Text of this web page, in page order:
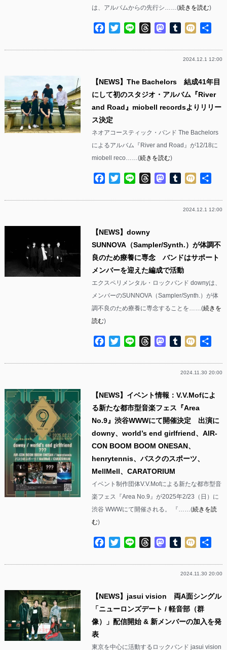
は、アルバムからの先行シ……(続きを読む)
Facebook
TwitterLine ThreadsMastodon
Tumblr
Mixi
2024.12.1 12:00
【NEWS】The Bachelors 結成41年目
にして初のスタジオ・アルバム『River
and Road』miobell recordsよりリリー
ス決定
ネオアコースティック・バンド The Bachelors
によるアルバム『River and Road』が12/18に
miobell reco……(続きを読む)
Facebook
TwitterLine ThreadsMastodon
Tumblr
Mixi
2024.12.1 12:00
【NEWS】downy
SUNNOVA（Sampler/Synth.）が体調不
良のため療養に専念 バンドはサポート
メンバーを迎えた編成で活動
エクスペリメンタル・ロックバンド downyは、
メンバーのSUNNOVA（Sampler/Synth.）が体
調不良のため療養に専念することを……(続きを
読む)
Facebook
TwitterLine ThreadsMastodon
Tumblr
Mixi
2024.11.30 20:00
【NEWS】イベント情報：V.V.Mofによ
る新たな都市型音楽フェス『Area
No.9』渋谷WWWにて開催決定 出演に
downy、world’s end girlfriend、AIR-
CON BOOM BOOM ONESAN、
henrytennis、バスクのスポーツ、
MellMell、CARATORIUM
イベント制作団体V.V.Mofによる新たな都市型音
楽フェス『Area No.9』が2025年2/23（日）に
渋谷 WWWにて開催される。 『……(続きを読
む)
Facebook
TwitterLine ThreadsMastodon
Tumblr
Mixi
2024.11.30 20:00
【NEWS】jasui vision 両A面シングル
「ニューロンズデート / 軽音部（群
像）」配信開始 & 新メンバーの加入を発
表
東京を中心に活動するロックバンド jasui vision